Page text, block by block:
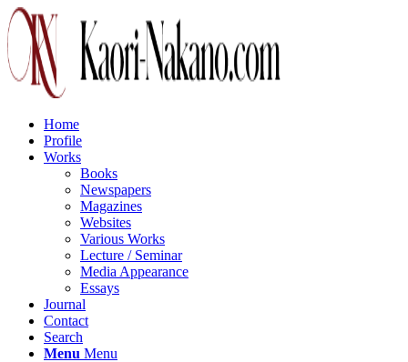
Home
Profile
Works
Books
Newspapers
Magazines
Websites
Various Works
Lecture / Seminar
Media Appearance
Essays
Journal
Contact
Search
Menu Menu